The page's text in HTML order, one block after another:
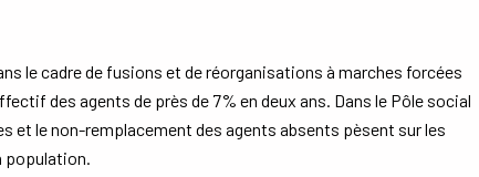
le cadre de fusions et de réorganisations à marches forcées
des agents de près de 7% en deux ans. Dans le Pôle social
et le non-remplacement des agents absents pèsent sur les
population.